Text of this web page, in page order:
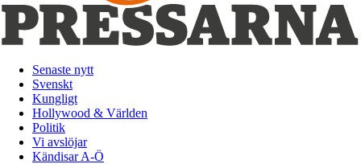
Senaste nytt
Svenskt
Kungligt
Hollywood & Världen
Politik
Vi avslöjar
Kändisar A-Ö